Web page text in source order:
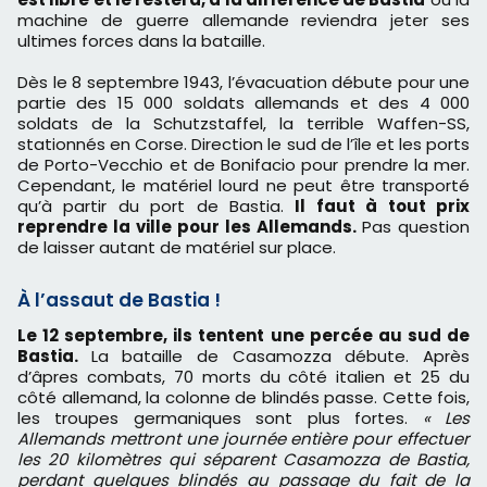
machine de guerre allemande reviendra jeter ses
ultimes forces dans la bataille.
Dès le 8 septembre 1943, l’évacuation débute pour une
partie des 15 000 soldats allemands et des 4 000
soldats de la Schutzstaffel, la terrible Waffen-SS,
stationnés en Corse. Direction le sud de l’île et les ports
de Porto-Vecchio et de Bonifacio pour prendre la mer.
Cependant, le matériel lourd ne peut être transporté
qu’à partir du port de Bastia. Il faut à tout prix
reprendre la ville pour les Allemands. Pas question
de laisser autant de matériel sur place.
À l’assaut de Bastia !
Le 12 septembre, ils tentent une percée au sud de
Bastia. La bataille de Casamozza débute. Après
d’âpres combats, 70 morts du côté italien et 25 du
côté allemand, la colonne de blindés passe. Cette fois,
les troupes germaniques sont plus fortes.
« Les
Allemands mettront une journée entière pour effectuer
les 20 kilomètres qui séparent Casamozza de Bastia,
perdant quelques blindés au passage du fait de la